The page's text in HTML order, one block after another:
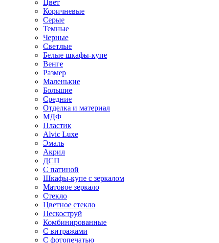
Цвет
Коричневые
Серые
Темные
Черные
Светлые
Белые шкафы-купе
Венге
Размер
Маленькие
Большие
Средние
Отделка и материал
МДФ
Пластик
Alvic Luxe
Эмаль
Акрил
ДСП
С патиной
Шкафы-купе с зеркалом
Матовое зеркало
Стекло
Цветное стекло
Пескоструй
Комбинированные
С витражами
С фотопечатью